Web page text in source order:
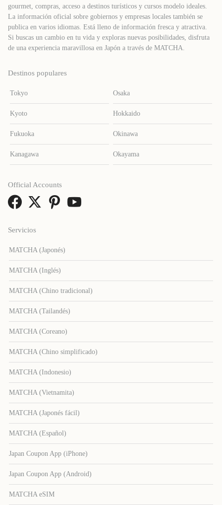
gourmet, compras, acceso a destinos turísticos y cursos modelo ideales.
La información oficial sobre gobiernos y empresas locales también se
publica en varios idiomas. Está lleno de información fresca y atractiva.
Si buscas un cambio en tu vida y exploras nuevas posibilidades, disfruta
de una experiencia maravillosa en Japón a través de MATCHA.
Destinos populares
Tokyo Osaka
Kyoto Hokkaido
Fukuoka Okinawa
Kanagawa Okayama
Servicios
MATCHA (Japonés)
MATCHA (Inglés)
MATCHA (Chino tradicional)
MATCHA (Tailandés)
MATCHA (Coreano)
MATCHA (Chino simplificado)
MATCHA (Indonesio)
MATCHA (Vietnamita)
MATCHA (Japonés fácil)
MATCHA (Español)
Japan Coupon App (iPhone)
Japan Coupon App (Android)
MATCHA eSIM
Official Accounts